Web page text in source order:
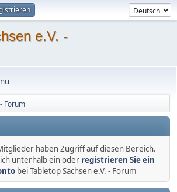
e.V. -
Forum
haben Zugriff auf diesen Bereich.
unterhalb ein oder registrieren Sie ein
bei Tabletop Sachsen e.V. - Forum